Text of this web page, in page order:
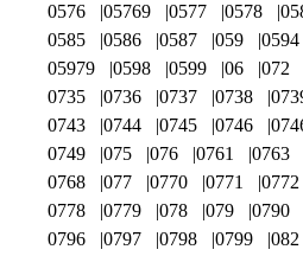
0576
05769 0577 0578
0585
0586 0587 059 0594
05979
0598 0599 06 072
0735
0736 0737 0738
0743
0744 0745 0746
0749
075 076 0761 0763
0768
077 0770 0771 0772
0778
0779 078 079 0790
0796
0797 0798 0799 082